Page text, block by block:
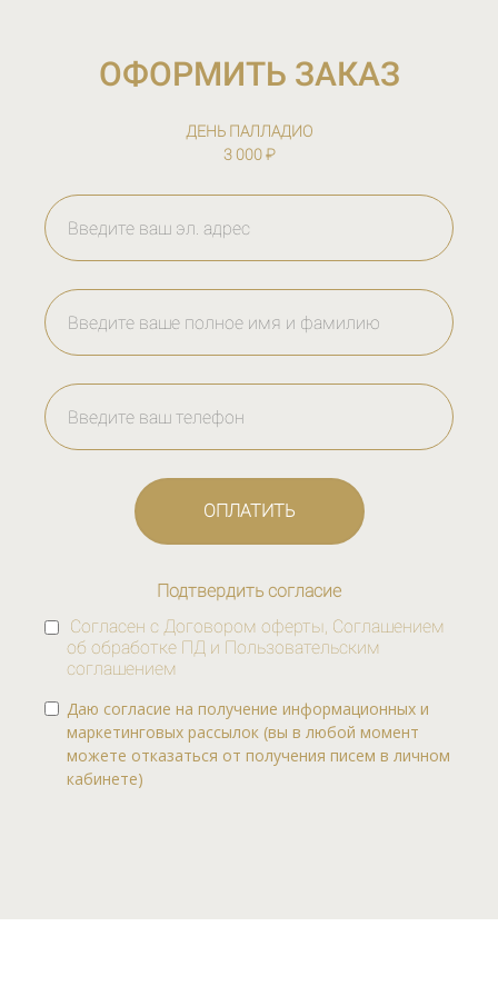
ОФОРМИТЬ ЗАКАЗ
ДЕНЬ ПАЛЛАДИО
3 000 ₽
ОПЛАТИТЬ
Подтвердить согласие
Согласен с Договором оферты, Соглашением
об обработке ПД и Пользовательским
соглашением
Даю согласие на получение информационных и
маркетинговых рассылок (вы в любой момент
можете отказаться от получения писем в личном
кабинете)